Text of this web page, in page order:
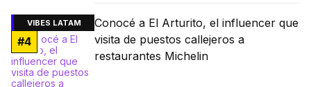
VIBES LATAM
#4
Conocé a El Arturito, el influencer que
visita de puestos callejeros a
restaurantes Michelin